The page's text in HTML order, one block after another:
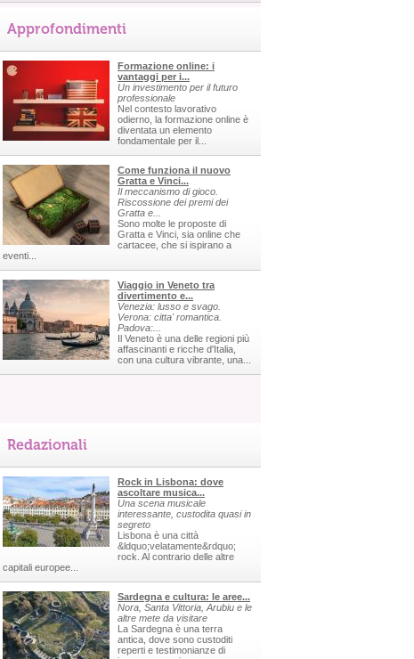
Approfondimenti
Formazione online: i
vantaggi per i...
Un investimento per il futuro
professionale
Nel contesto lavorativo
odierno, la formazione online è
diventata un elemento
fondamentale per il...
Come funziona il nuovo
Gratta e Vinci...
Il meccanismo di gioco.
Riscossione dei premi dei
Gratta e...
Sono molte le proposte di
Gratta e Vinci, sia online che
cartacee, che si ispirano a
eventi...
Viaggio in Veneto tra
divertimento e...
Venezia: lusso e svago.
Verona: citta' romantica.
Padova:...
Il Veneto è una delle regioni più
affascinanti e ricche d'Italia,
con una cultura vibrante, una...
Redazionali
Rock in Lisbona: dove
ascoltare musica...
Una scena musicale
interessante, custodita quasi in
segreto
Lisbona è una città
&ldquo;velatamente&rdquo;
rock. Al contrario delle altre
capitali europee...
Sardegna e cultura: le aree...
Nora, Santa Vittoria, Arubiu e le
altre mete da visitare
La Sardegna è una terra
antica, dove sono custoditi
reperti e testimonianze di